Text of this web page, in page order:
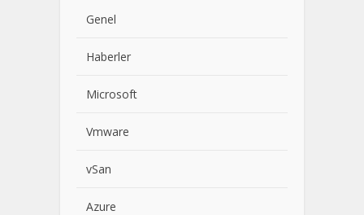
Genel
Haberler
Microsoft
Vmware
vSan
Azure